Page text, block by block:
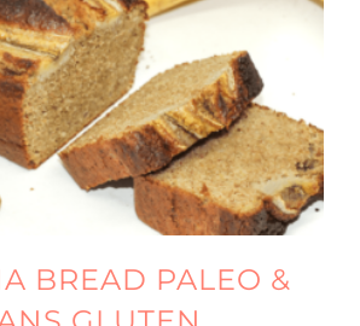
BREAD PALEO &